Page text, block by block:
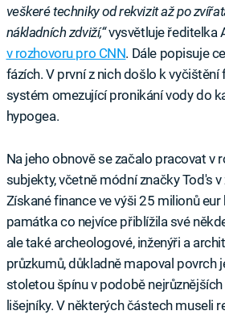
veškeré techniky od rekvizit až po
nákladních zdviží,“vysvětluje ředitelka
v rozhovoru pro CNN. Dále popisuje
fázích. V první z nich došlo k
systém omezující pronikání vody do
hypogea.
Na jeho obnově se začalo pracovat
subjekty, včetně módní značky Tod's
Získané finance ve výši 25 milionů
památka co nejvíce přiblížila své
ale také archeologové, inženýři a
průzkumů, důkladně mapoval povrch
stoletou špínu v podobě
lišejníky. V některých částech